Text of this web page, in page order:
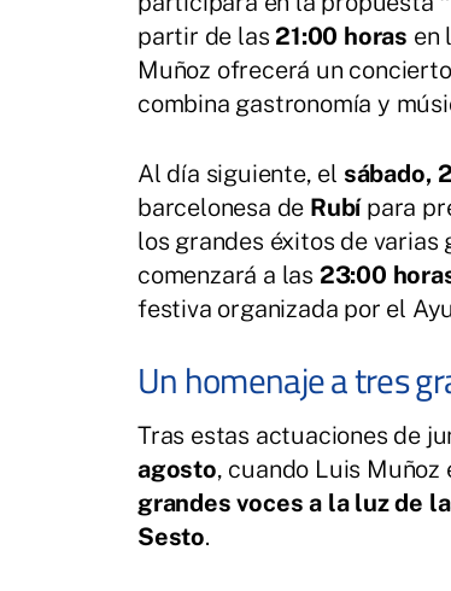
partir de las 21:00 horas en
Muñoz ofrecerá un
combina gastronomía y
Al día siguiente, el sábado,
barcelonesa de Rubípara
los grandes éxitos de varias
comenzará a las 23:00
festiva organizada por el
Un homenaje a tres
Tras estas actuaciones de
agosto, cuando Luis
grandes voces a la luz de
Sesto.